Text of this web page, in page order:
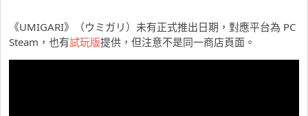
《UMIGARI》（ウミガリ）未有正式推出日期，對應平台為 PC
Steam，也有試玩版提供，但注意不是同一商店頁面。